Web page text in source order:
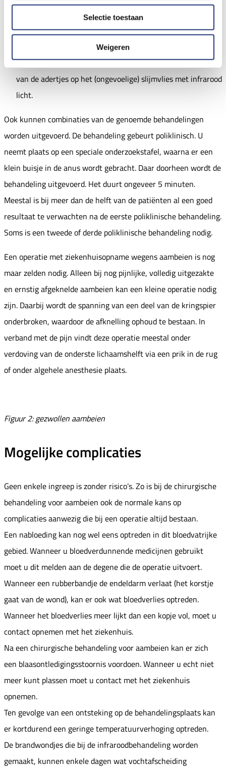
Selectie toestaan
Weigeren
Ook kan het uitgerekte zwellichaam weer aan de onderlaag
vast verkleefd raken door het inspuiten van een irriterende
vloeistof onder het slijmvlies.
Een derde behandelingsmogelijkheid is het dichtschroeien
van de adertjes op het (ongevoelige) slijmvlies met infrarood
licht.
Ook kunnen combinaties van de genoemde behandelingen
worden uitgevoerd. De behandeling gebeurt poliklinisch. U
neemt plaats op een speciale onderzoekstafel, waarna er een
klein buisje in de anus wordt gebracht. Daar doorheen wordt de
behandeling uitgevoerd. Het duurt ongeveer 5 minuten.
Meestal is bij meer dan de helft van de patiënten al een goed
resultaat te verwachten na de eerste poliklinische behandeling.
Soms is een tweede of derde poliklinische behandeling nodig.
Een operatie met ziekenhuisopname wegens aambeien is nog
maar zelden nodig. Alleen bij nog pijnlijke, volledig uitgezakte
en ernstig afgeknelde aambeien kan een kleine operatie nodig
zijn. Daarbij wordt de spanning van een deel van de kringspier
onderbroken, waardoor de afknelling ophoud te bestaan. In
verband met de pijn vindt deze operatie meestal onder
verdoving van de onderste lichaamshelft via een prik in de rug
of onder algehele anesthesie plaats.
Figuur 2: gezwollen aambeien
Mogelijke complicaties
Geen enkele ingreep is zonder risico’s. Zo is bij de chirurgische
behandeling voor aambeien ook de normale kans op
complicaties aanwezig die bij een operatie altijd bestaan.
Een nabloeding kan nog wel eens optreden in dit bloedvatrijke
gebied. Wanneer u bloedverdunnende medicijnen gebruikt
moet u dit melden aan de degene die de operatie uitvoert.
Wanneer een rubberbandje de endeldarm verlaat (het korstje
gaat van de wond), kan er ook wat bloedverlies optreden.
Wanneer het bloedverlies meer lijkt dan een kopje vol, moet u
contact opnemen met het ziekenhuis.
Na een chirurgische behandeling voor aambeien kan er zich
een blaasontledigingsstoornis voordoen. Wanneer u echt niet
meer kunt plassen moet u contact met het ziekenhuis
opnemen.
Ten gevolge van een ontsteking op de behandelingsplaats kan
er kortdurend een geringe temperatuurverhoging optreden.
De brandwondjes die bij de infraroodbehandeling worden
gemaakt, kunnen enkele dagen wat vochtafscheiding